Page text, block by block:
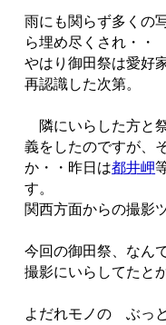
雨にも関らず多くの
ら埋め尽くされ・・
やはり御田祭は愛好
再認識した次第。
隣にいらした方と
義をしたのですが、
か・・昨日は都井岬
す。
関西方面からの撮影
今回の御田祭、なん
撮影にいらしてたと
よだれモノの ぶっ